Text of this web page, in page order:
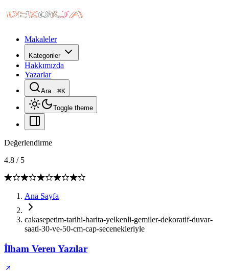
Makaleler
Kategoriler
Hakkımızda
Yazarlar
Ara...⌘K
Toggle theme
Değerlendirme
4.8 / 5
Ana Sayfa
cakasepetim-tarihi-harita-yelkenli-gemiler-dekoratif-duvar-
saati-30-ve-50-cm-cap-secenekleriyle
İlham Veren Yazılar